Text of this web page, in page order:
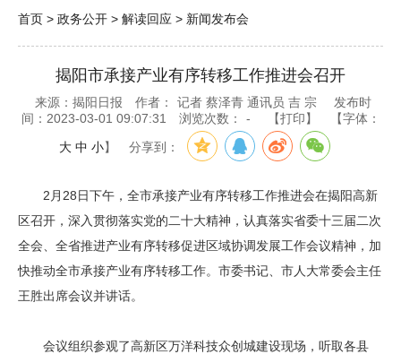
首页 > 政务公开 > 解读回应 > 新闻发布会
揭阳市承接产业有序转移工作推进会召开
来源：揭阳日报 作者： 记者 蔡泽青 通讯员 吉 宗
发布时
间：2023-03-01 09:07:31
浏览次数： - 【打印】 【字体：
大 中 小】 分享到：
2月28日下午，全市承接产业有序转移工作推进会在揭阳高新
区召开，深入贯彻落实党的二十大精神，认真落实省委十三届二次
全会、全省推进产业有序转移促进区域协调发展工作会议精神，加
快推动全市承接产业有序转移工作。市委书记、市人大常委会主任
王胜出席会议并讲话。
会议组织参观了高新区万洋科技众创城建设现场，听取各县